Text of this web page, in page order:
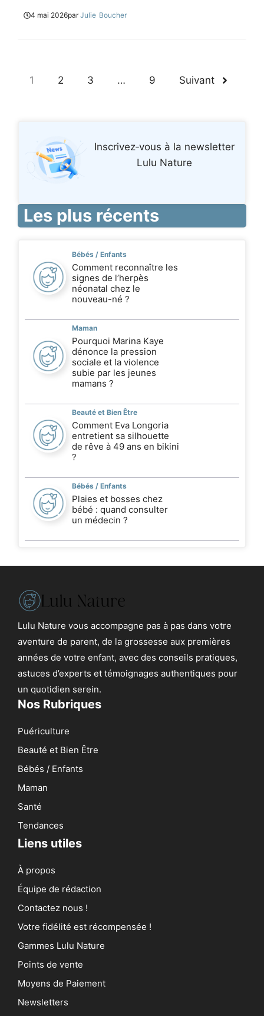
4 mai 2026parJulie Boucher
1 2 3 … 9 Suivant
Inscrivez‑vous à la newsletter
Lulu Nature
Les plus récents
Bébés / Enfants
Comment reconnaître les
signes de l’herpès
néonatal chez le
nouveau-né ?
Maman
Pourquoi Marina Kaye
dénonce la pression
sociale et la violence
subie par les jeunes
mamans ?
Beauté et Bien Être
Comment Eva Longoria
entretient sa silhouette
de rêve à 49 ans en bikini
?
Bébés / Enfants
Plaies et bosses chez
bébé : quand consulter
un médecin ?
Lulu Nature vous accompagne pas à pas dans votre
aventure de parent, de la grossesse aux premières
années de votre enfant, avec des conseils pratiques,
astuces d’experts et témoignages authentiques pour
un quotidien serein.
Nos Rubriques
Puériculture
Beauté et Bien Être
Bébés / Enfants
Maman
Santé
Tendances
Liens utiles
À propos
Équipe de rédaction
Contactez nous !
Votre fidélité est récompensée !
Gammes Lulu Nature
Points de vente
Moyens de Paiement
Newsletters